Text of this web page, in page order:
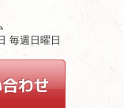
毎週日曜日